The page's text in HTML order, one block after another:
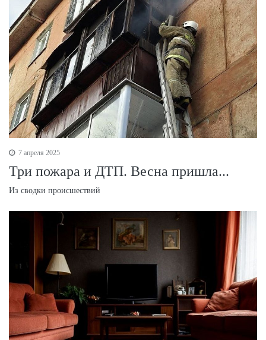
7 апреля 2025
Три пожара и ДТП. Весна пришла...
Из сводки происшествий